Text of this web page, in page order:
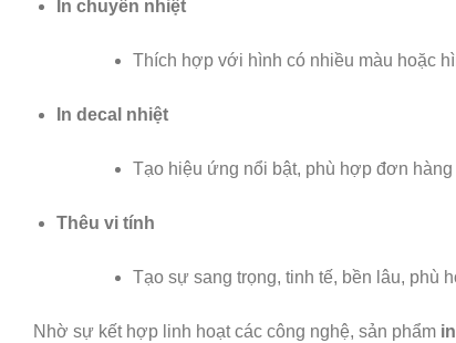
In chuyển nhiệt
Thích hợp với hình có nhiều màu hoặc
In decal nhiệt
Tạo hiệu ứng nổi bật, phù hợp đơn hàng
Thêu vi tính
Tạo sự sang trọng, tinh tế, bền lâu, phù
Nhờ sự kết hợp linh hoạt các công nghệ, sản phẩm